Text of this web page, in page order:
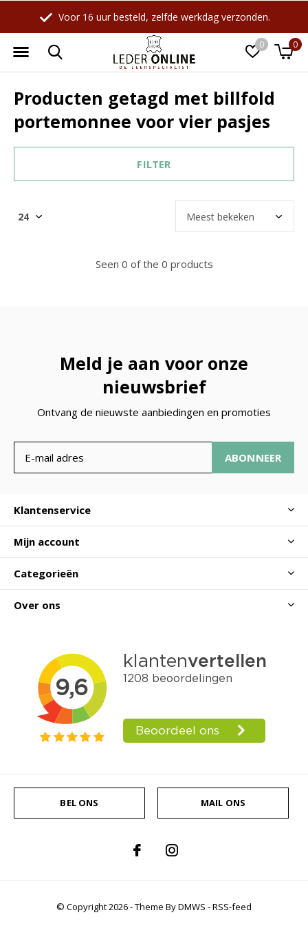
0 0
Voor 16 uur besteld, zelfde werkdag verzonden.
Producten getagd met billfold
portemonnee voor vier pasjes
FILTER
Seen 0 of the 0 products
Meld je aan voor onze
nieuwsbrief
Ontvang de nieuwste aanbiedingen en promoties
ABONNEER
Klantenservice
Mijn account
Categorieën
Over ons
BEL ONS MAIL ONS
© Copyright2026- Theme ByDMWS -RSS-feed